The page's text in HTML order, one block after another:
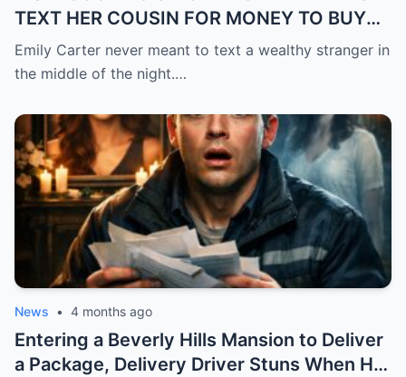
TEXT HER COUSIN FOR MONEY TO BUY
FEVER MEDICINE FOR HER 4-YEAR-OLD
SON… BUT SHE SENT IT TO A BILLIONAIRE
AT HER DOOR, A FADED NECKLACE
AROUND HER NECK MADE HIS WORLD
STOP.
Emily Carter never meant to text a wealthy stranger in
the middle of the night.…
News • 4 months ago
Entering a Beverly Hills Mansion to Deliver
a Package, Delivery Driver Stuns When He